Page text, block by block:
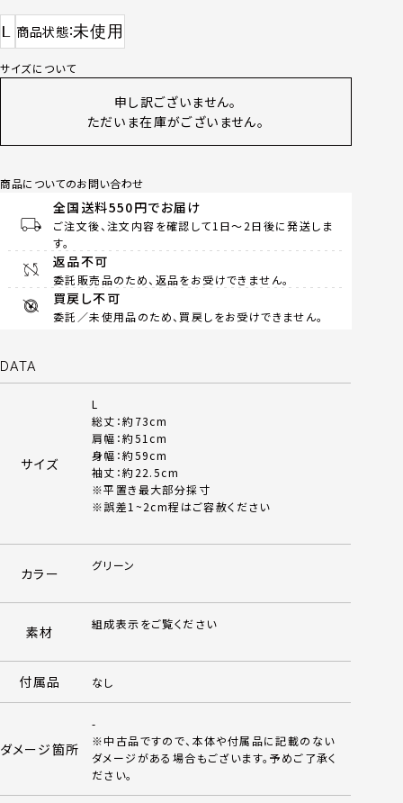
L 商品状態 未使用
サイズについて
申し訳ございません。
ただいま在庫がございません。
商品についてのお問い合わせ
全国送料550円でお届け
ご注文後、注文内容を確認して1日～2日後に発送しま
す。
返品不可
委託販売品のため、返品をお受けできません。
買戻し不可
委託／未使用品のため、買戻しをお受けできません。
DATA
サイズ
L
総丈：約73cm
肩幅：約51cm
身幅：約59cm
袖丈：約22.5cm
※平置き最大部分採寸
※誤差1~2cm程はご容赦ください
カラー グリーン
素材 組成表示をご覧ください
付属品 なし
ダメージ箇所
-
※中古品ですので、本体や付属品に記載のない
ダメージがある場合もございます。予めご了承く
ださい。